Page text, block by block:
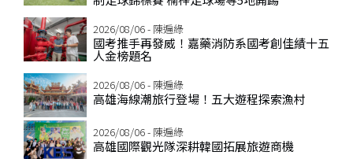
2026/08/06 - 陳遍綠
國考推手再發威！嘉藥消防系國考創佳績十五
人金榜題名
2026/08/06 - 陳遍綠
高雄海線潮旅行登場！五大遊程探索漁村
2026/08/06 - 陳遍綠
高雄國際觀光隊深耕韓國拓展旅遊商機